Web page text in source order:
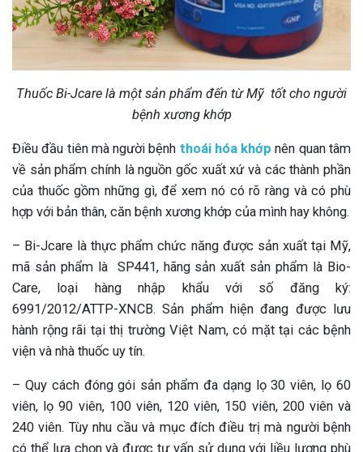
Thuốc Bi-Jcare là một sản phẩm đến từ Mỹ tốt cho người
bệnh xương khớp
Điều đầu tiên mà người bệnh thoái hóa khớp nên quan tâm
về sản phẩm chính là nguồn gốc xuất xứ và các thành phần
của thuốc gồm những gì, để xem nó có rõ ràng và có phù
hợp với bản thân, căn bệnh xương khớp của mình hay không.
– Bi-Jcare là thực phẩm chức năng được sản xuất tại Mỹ,
mã sản phẩm là SP441, hãng sản xuất sản phẩm là Bio-
Care, loại hàng nhập khẩu với số đăng ký:
6991/2012/ATTP-XNCB. Sản phẩm hiện đang được lưu
hành rộng rãi tại thị trường Việt Nam, có mặt tại các bệnh
viện và nhà thuốc uy tín.
– Quy cách đóng gói sản phẩm đa dạng lọ 30 viên, lọ 60
viên, lọ 90 viên, 100 viên, 120 viên, 150 viên, 200 viên và
240 viên. Tùy nhu cầu và mục đích điều trị mà người bệnh
có thể lựa chọn và được tư vấn sử dụng với liều lượng phù